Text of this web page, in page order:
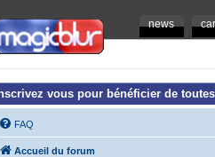
news
vous pour bénéficier de
FAQ
Accueil du forum